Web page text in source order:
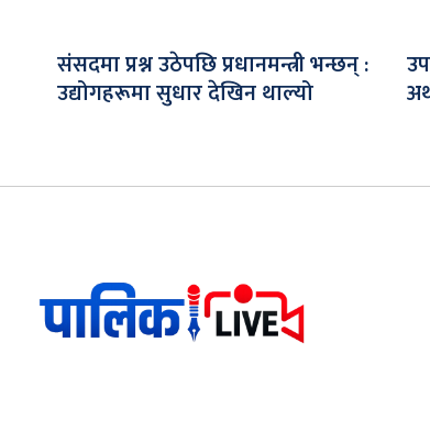
संसदमा प्रश्न उठेपछि प्रधानमन्त्री भन्छन् :
उद्योगहरूमा सुधार देखिन थाल्यो